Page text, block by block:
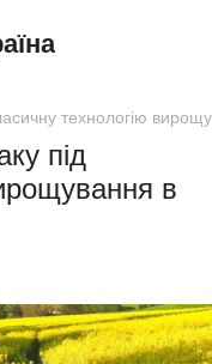
технологію
під
в